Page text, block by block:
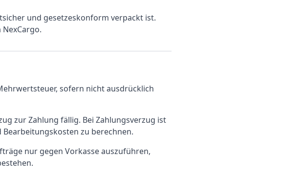
und gesetzeskonform verpackt ist.
sofern nicht ausdrücklich
zur Zahlung fällig. Bei Zahlungsverzug ist
Bearbeitungskosten zu berechnen.
nur gegen Vorkasse auszuführen,